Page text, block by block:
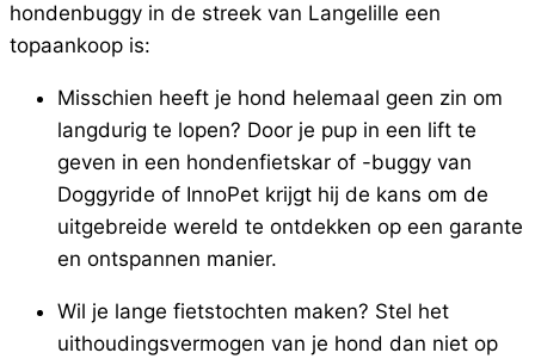
hondenbuggy in de streek van Langelille een
topaankoop is:
Misschien heeft je hond helemaal geen zin om
langdurig te lopen? Door je pup in een lift te
geven in een hondenfietskar of -buggy van
Doggyride of InnoPet krijgt hij de kans om de
uitgebreide wereld te ontdekken op een garante
en ontspannen manier.
Wil je lange fietstochten maken? Stel het
uithoudingsvermogen van je hond dan niet op